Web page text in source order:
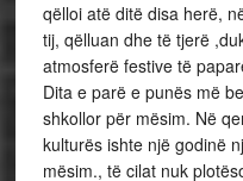
qëlloi atë ditë disa herë,
tij, qëlluan dhe të tjerë
atmosferë festive të
Dita e parë e punës më
shkollor për mësim. Në
kulturës ishte një godinë
mësim., të cilat nuk